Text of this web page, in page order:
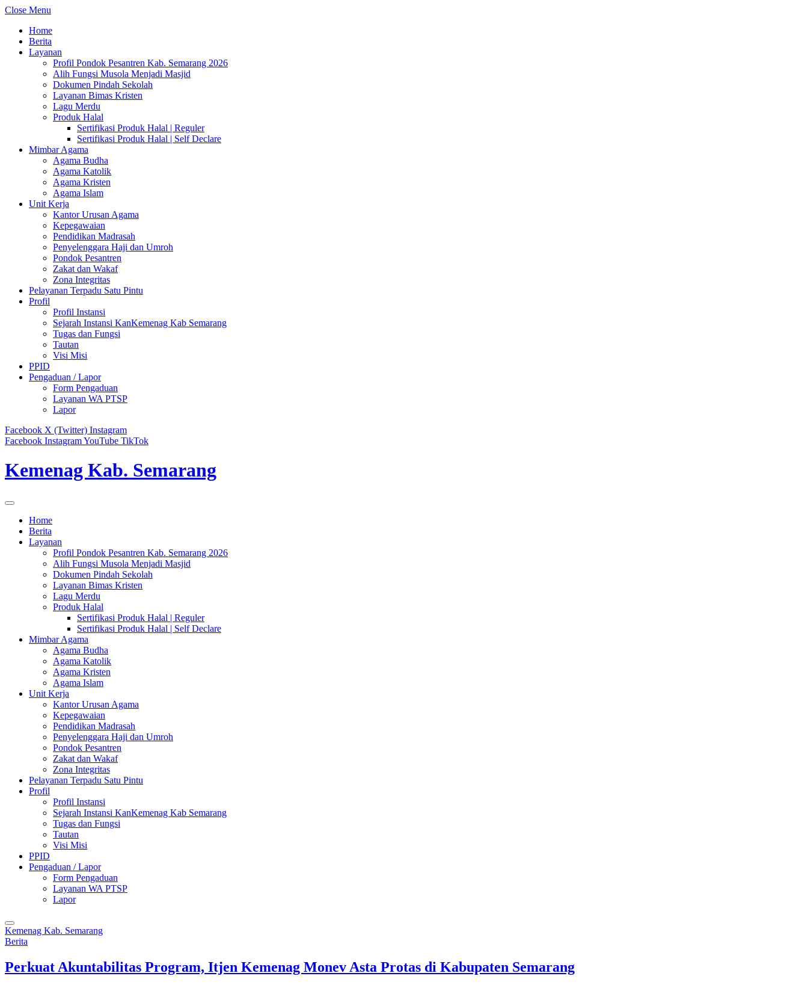
Close Menu
Home
Berita
Layanan
Profil Pondok Pesantren Kab. Semarang 2026
Alih Fungsi Musola Menjadi Masjid
Dokumen Pindah Sekolah
Layanan Bimas Kristen
Lagu Merdu
Produk Halal
Sertifikasi Produk Halal | Reguler
Sertifikasi Produk Halal | Self Declare
Mimbar Agama
Agama Budha
Agama Katolik
Agama Kristen
Agama Islam
Unit Kerja
Kantor Urusan Agama
Kepegawaian
Pendidikan Madrasah
Penyelenggara Haji dan Umroh
Pondok Pesantren
Zakat dan Wakaf
Zona Integritas
Pelayanan Terpadu Satu Pintu
Profil
Profil Instansi
Sejarah Instansi KanKemenag Kab Semarang
Tugas dan Fungsi
Tautan
Visi Misi
PPID
Pengaduan / Lapor
Form Pengaduan
Layanan WA PTSP
Lapor
Facebook X (Twitter) Instagram
Facebook InstagramYouTube TikTok
Kemenag Kab. Semarang
Home
Berita
Layanan
Profil Pondok Pesantren Kab. Semarang 2026
Alih Fungsi Musola Menjadi Masjid
Dokumen Pindah Sekolah
Layanan Bimas Kristen
Lagu Merdu
Produk Halal
Sertifikasi Produk Halal | Reguler
Sertifikasi Produk Halal | Self Declare
Mimbar Agama
Agama Budha
Agama Katolik
Agama Kristen
Agama Islam
Unit Kerja
Kantor Urusan Agama
Kepegawaian
Pendidikan Madrasah
Penyelenggara Haji dan Umroh
Pondok Pesantren
Zakat dan Wakaf
Zona Integritas
Pelayanan Terpadu Satu Pintu
Profil
Profil Instansi
Sejarah Instansi KanKemenag Kab Semarang
Tugas dan Fungsi
Tautan
Visi Misi
PPID
Pengaduan / Lapor
Form Pengaduan
Layanan WA PTSP
Lapor
Kemenag Kab. Semarang
Berita
Perkuat Akuntabilitas Program, Itjen Kemenag Monev Asta Protas di Kabupaten Semarang